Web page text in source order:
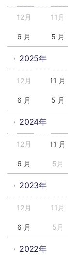
12月 11月
6 月 5 月
2025年
12月 11 月
6 月 5 月
2024年
12月 11 月
6 月 5月
2023年
12月 11月
6 月 5月
2022年